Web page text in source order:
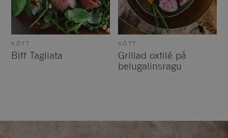
KÖTT
Biff Tagliata
KÖTT
Grillad oxfilé på
belugalinsragu